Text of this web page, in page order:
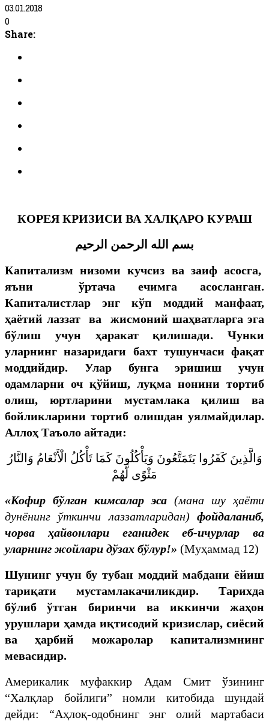
03.01.2018
0
Share:
КОРЕЯ КРИЗИСИ ВА ХАЛҚАРО КУРАШ
بسم الله الرحمن الرحيم
Капитализм низоми кучсиз ва заиф асосга,
яъни ўртача ечимга асосланган.
Капиталистлар энг кўп моддий манфаат,
ҳаётий лаззат ва жисмоний шаҳватларга эга
бўлиш учун ҳаракат қилишади. Чунки
уларнинг назаридаги бахт тушунчаси фақат
моддийдир. Улар бунга эришиш учун
одамларни оч қўйиш, луқма нонини тортиб
олиш, юртларини мустамлака қилиш ва
бойликларини тортиб олишдан уялмайдилар.
Аллоҳ Таъоло айтади:
وَالَّذِينَ كَفَرُوا يَتَمَتَّعُونَ وَيَأْكُلُونَ كَمَا تَأْكُلُ الْأَنْعَامُ وَالنَّارُ
مَثْوًى لَّهُمْ
«Кофир бўлган кимсалар эса (мана шу ҳаёти
дунёнинг ўткинчи лаззатларидан) фойдаланиб,
чорва ҳайвонлари еганидек еб-ичурлар ва
уларнинг жойлари дўзах бўлур!» (Муҳаммад 12)
Шунинг учун бу тубан моддий мабдани ёйиш
тариқати мустамлакачиликдир. Тарихда
бўлиб ўтган биринчи ва иккинчи жаҳон
урушлари ҳамда иқтисодий кризислар, сиёсий
ва ҳарбий можаролар капитализмнинг
мевасидир.
Америкалик муфаккир Адам Смит ўзининг
“Халқлар бойлиги” номли китобида шундай
дейди: “Аҳлоқ-одобнинг энг олий мартабаси